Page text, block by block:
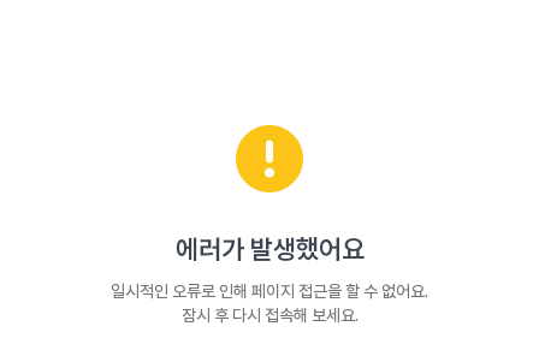
에러가 발생했어요
일시적인 오류로 인해 페이지 접근을 할 수 없어요.
잠시 후 다시 접속해 보세요.